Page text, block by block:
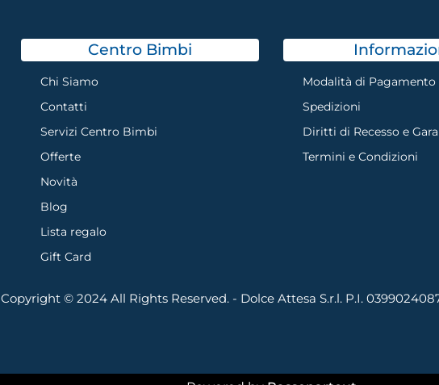
Centro Bimbi
Chi Siamo
Contatti
Servizi Centro Bimbi
Offerte
Novità
Blog
Lista regalo
Gift Card
Modalità di Pagamento
Spedizioni
Diritti di Recesso e
Termini e Condizioni
Copyright © 2024 All Rights Reserved. - Dolce Attesa S.r.l. P.I.